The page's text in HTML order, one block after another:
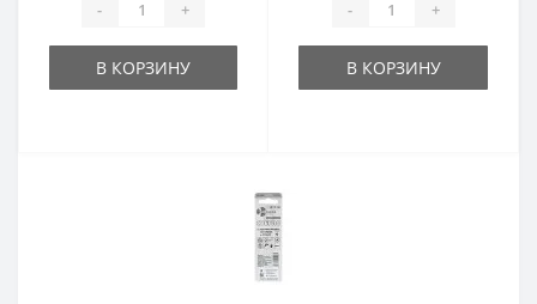
- +
В КОРЗИНУ
- +
В КОРЗИНУ